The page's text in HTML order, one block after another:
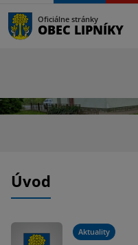
Oficiálne stránky
OBEC LIPNÍKY
Úvod
Aktuality